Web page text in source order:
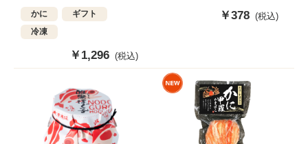
かに
ギフト
冷凍
販
売
格
￥1,296 (税込)
販
￥378 (税込)